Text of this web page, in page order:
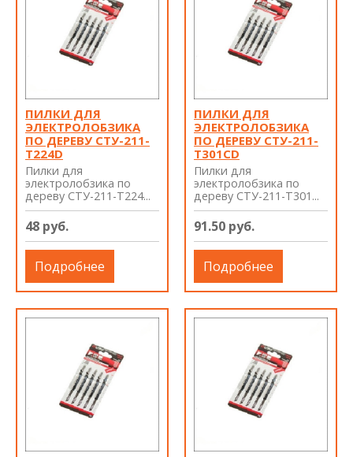
ПИЛКИ ДЛЯ
ЭЛЕКТРОЛОБЗИКА
ПО ДЕРЕВУ СТУ-211-
Т224D
Пилки для
электролобзика по
дереву СТУ-211-Т224...
48 руб.
Подробнее
ПИЛКИ ДЛЯ
ЭЛЕКТРОЛОБЗИКА
ПО ДЕРЕВУ СТУ-211-
Т301CD
Пилки для
электролобзика по
дереву СТУ-211-Т301...
91.50 руб.
Подробнее